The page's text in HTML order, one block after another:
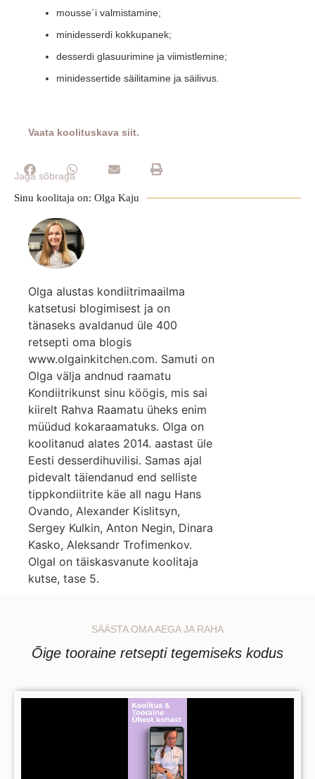
mousse´i valmistamine;
minidesserdi kokkupanek;
desserdi glasuurimine ja viimistlemine;
minidessertide säilitamine ja säilivus.
Vaata koolituskava siit.
Jaga sõbraga
Sinu koolitaja on: Olga Kaju
Olga alustas kondiitrimaailma
katsetusi blogimisest ja on
tänaseks avaldanud üle 400
retsepti oma blogis
www.olgainkitchen.com. Samuti on
Olga välja andnud raamatu
Kondiitrikunst sinu köögis, mis sai
kiirelt Rahva Raamatu üheks enim
müüdud kokaraamatuks. Olga on
koolitanud alates 2014. aastast üle
Eesti desserdihuvilisi. Samas ajal
pidevalt täiendanud end selliste
tippkondiitrite käe all nagu Hans
Ovando, Alexander Kislitsyn,
Sergey Kulkin, Anton Negin, Dinara
Kasko, Aleksandr Trofimenkov.
Olgal on täiskasvanute koolitaja
kutse, tase 5.
SÄÄSTA OMA AEGA JA RAHA
Õige tooraine retsepti tegemiseks kodus